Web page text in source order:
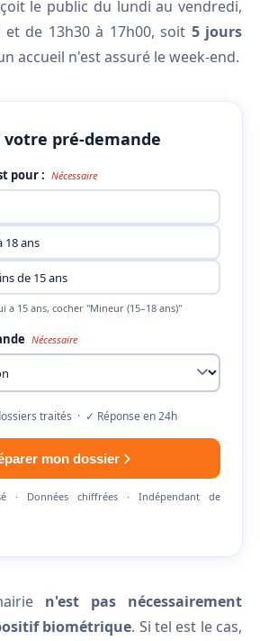
le public du lundi au vendredi,
et de 13h30 à 17h00, soit 5 jours
accueil n'est assuré le week-end.
votre pré-demande
pour : Nécessaire
18 ans
de 15 ans
a 15 ans, cocher "Mineur (15–18 ans)"
Nécessaire
traités · ✓ Réponse en 24h
mon dossier
· Données chiffrées · Indépendant de
n'est pas nécessairement
biométrique. Si tel est le cas,